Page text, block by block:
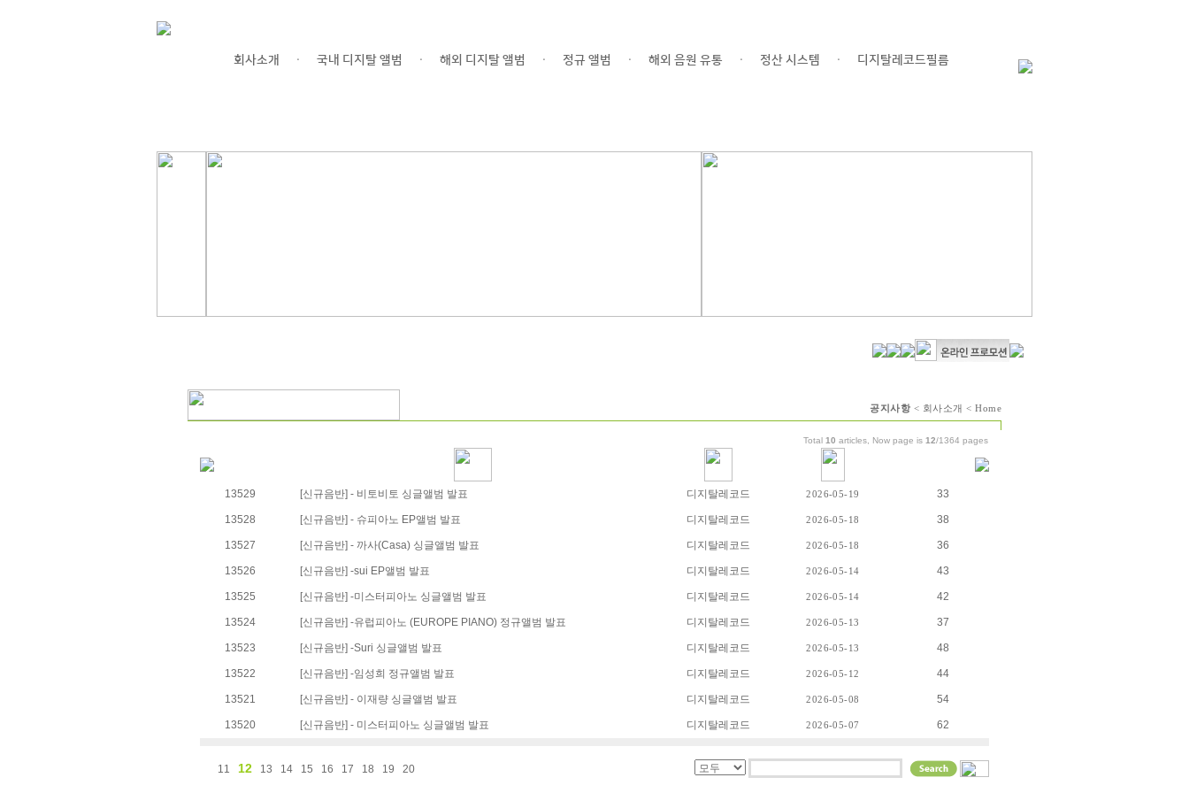
회사소개 ㆍ 국내 디지탈 앨범 ㆍ 해외 디지탈 앨범 ㆍ 정규 앨범 ㆍ 해외 음원 유통 ㆍ 정산 시스템 ㆍ 디지탈레코드필름
공지사항 < 회사소개<Home
Total 10 articles, Now page is 12/1364 pages
13529 [신규음반] - 비토비토 싱글앨범 발표 디지탈레코드 2026-05-19 33
13528 [신규음반] - 슈피아노 EP앨범 발표 디지탈레코드 2026-05-18 38
13527 [신규음반] - 까사(Casa) 싱글앨범 발표 디지탈레코드 2026-05-18 36
13526 [신규음반] -sui EP앨범 발표 디지탈레코드 2026-05-14 43
13525 [신규음반] -미스터피아노 싱글앨범 발표 디지탈레코드 2026-05-14 42
13524 [신규음반] -유럽피아노 (EUROPE PIANO) 정규앨범 발표 디지탈레코드 2026-05-13 37
13523 [신규음반] -Suri 싱글앨범 발표 디지탈레코드 2026-05-13 48
13522 [신규음반] -임성희 정규앨범 발표 디지탈레코드 2026-05-12 44
13521 [신규음반] - 이재량 싱글앨범 발표 디지탈레코드 2026-05-08 54
13520 [신규음반] - 미스터피아노 싱글앨범 발표 디지탈레코드 2026-05-07 62
11 12 13 14 15 16 17 18 19 20